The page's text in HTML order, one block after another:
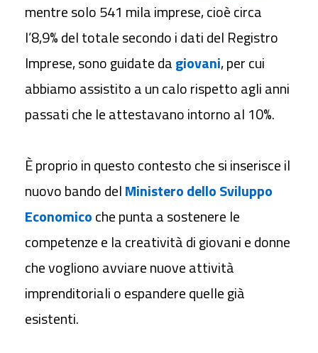
mentre solo 541 mila imprese, cioècirca
l’8,9% del totale secondo i dati del Registro
Imprese, sono guidate dagiovani, per cui
abbiamo assistito a un calo rispetto agli anni
passati che leattestavano intorno al 10%.
È proprio in questocontesto che si inserisce il
nuovo bando delMinistero dello Sviluppo
Economicoche punta a sostenere le
competenze e la creatività di giovani e donne
che vogliono avviare nuoveattività
imprenditoriali o espandere quelle già
esistenti.